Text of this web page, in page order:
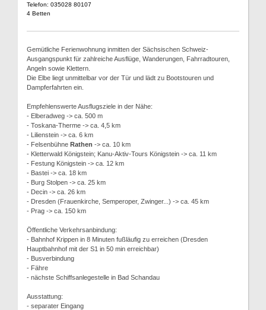
Telefon: 035028 80107
4 Betten
Gemütliche Ferienwohnung inmitten der Sächsischen Schweiz-
Ausgangspunkt für zahlreiche Ausflüge, Wanderungen, Fahrradtouren,
Angeln sowie Klettern.
Die Elbe liegt unmittelbar vor der Tür und lädt zu Bootstouren und
Dampferfahrten ein.
Empfehlenswerte Ausflugsziele in der Nähe:
- Elberadweg -> ca. 500 m
- Toskana-Therme -> ca. 4,5 km
- Lilienstein -> ca. 6 km
- Felsenbühne Rathen -> ca. 10 km
- Kletterwald Königstein; Kanu-Aktiv-Tours Königstein -> ca. 11 km
- Festung Königstein -> ca. 12 km
- Bastei -> ca. 18 km
- Burg Stolpen -> ca. 25 km
- Decin -> ca. 26 km
- Dresden (Frauenkirche, Semperoper, Zwinger...) -> ca. 45 km
- Prag -> ca. 150 km
Öffentliche Verkehrsanbindung:
- Bahnhof Krippen in 8 Minuten fußläufig zu erreichen (Dresden
Hauptbahnhof mit der S1 in 50 min erreichbar)
- Busverbindung
- Fähre
- nächste Schiffsanlegestelle in Bad Schandau
Ausstattung:
- separater Eingang